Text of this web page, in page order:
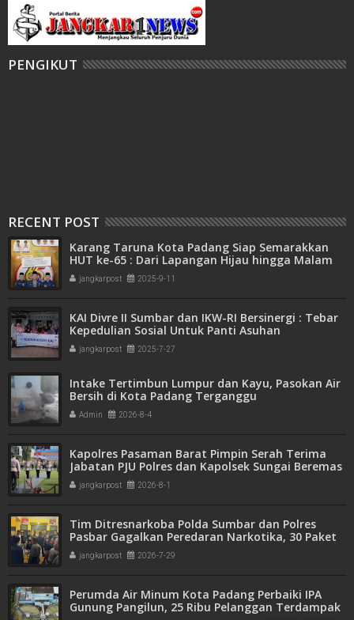
PENGIKUT
RECENT POST
Karang Taruna Kota Padang Siap Semarakkan
HUT ke-65 : Dari Lapangan Hijau hingga Malam
Kebersamaan
jangkarpost 2025-9-11
KAI Divre II Sumbar dan IKW-RI Bersinergi : Tebar
Kepedulian Sosial Untuk Panti Asuhan
jangkarpost 2025-7-27
Intake Tertimbun Lumpur dan Kayu, Pasokan Air
Bersih di Kota Padang Terganggu
Admin 2026-8-4
Kapolres Pasaman Barat Pimpin Serah Terima
Jabatan PJU Polres dan Kapolsek Sungai Beremas
jangkarpost 2026-8-1
Tim Ditresnarkoba Polda Sumbar dan Polres
Pasbar Gagalkan Peredaran Narkotika, 30 Paket
Ganja Kering Siap Edar Disita
jangkarpost 2026-7-29
Perumda Air Minum Kota Padang Perbaiki IPA
Gunung Pangilun, 25 Ribu Pelanggan Terdampak